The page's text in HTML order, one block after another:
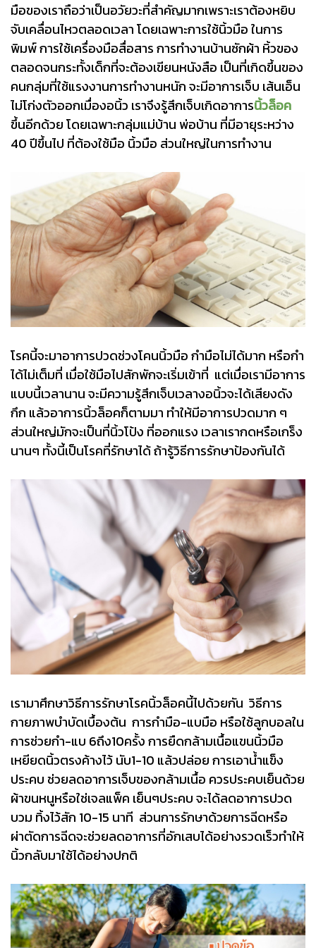
มือของเราถือว่าเป็นอวัยวะที่สำคัญมากเพราะเราต้องหยิบ
จับเคลื่อนไหวตลอดเวลา โดยเฉพาะการใช้นิ้วมือ ในการ
พิมพ์ การใช้เครื่องมือสื่อสาร การทำงานบ้านซักผ้า หิ้วของ
ตลอดจนกระทั้งเด็กที่จะต้องเขียนหนังสือ เป็นที่เกิดขึ้นของ
คนกลุ่มที่ใช้แรงงานการทำงานหนัก จะมีอาการเจ็บ เส้นเอ็น
ไม่โก่งตัวออกเมื่องอนิ้ว เราจึงรู้สึกเจ็บเกิดอาการนิ้วล็อค
ขึ้นอีกด้วย โดยเฉพาะกลุ่มแม่บ้าน พ่อบ้าน ที่มีอายุระหว่าง
40 ปีขึ้นไป ที่ต้องใช้มือ นิ้วมือ ส่วนใหญ่ในการทำงาน
โรคนี้จะมาอาการปวดช่วงโคนนิ้วมือ กำมือไม่ได้มาก หรือกำ
ได้ไม่เต็มที่ เมื่อใช้มือไปสักพักจะเริ่มเข้าที่ แต่เมื่อเรามีอาการ
แบบนี้เวลานาน จะมีความรู้สึกเจ็บเวลางอนิ้วจะได้เสียงดัง
กึก แล้วอาการนิ้วล็อคก็ตามมา ทำให้มีอาการปวดมาก ๆ
ส่วนใหญ่มักจะเป็นที่นิ้วโป้ง ที่ออกแรง เวลาเรากดหรือเกร็ง
นานๆ ทั้งนี้เป็นโรคที่รักษาได้ ถ้ารู้วิธีการรักษาป้องกันได้
เรามาศึกษาวิธีการรักษาโรคนิ้วล็อคนี้ไปด้วยกัน วิธีการ
กายภาพบำบัดเบื้องต้น การกำมือ-แบมือ หรือใช้ลูกบอลใน
การช่วยกำ-แบ 6ถึง10ครั้ง การยืดกล้ามเนื้อแขนนิ้วมือ
เหยียดนิ้วตรงค้างไว้ นับ1-10 แล้วปล่อย การเอาน้ำแข็ง
ประคบ ช่วยลดอาการเจ็บของกล้ามเนื้อ ควรประคบเย็นด้วย
ผ้าขนหนูหรือใช่เจลแพ็ค เย็นๆประคบ จะได้ลดอาการปวด
บวม ทิ้งไว้สัก 10-15 นาที ส่วนการรักษาด้วยการฉีดหรือ
ผ่าตัดการฉีดจะช่วยลดอาการที่อักเสบได้อย่างรวดเร็วทำให้
นิ้วกลับมาใช้ได้อย่างปกติ